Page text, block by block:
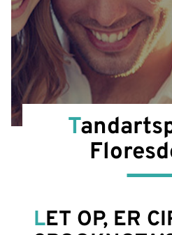
Tandartspraktijk
LET OP, ER CIRCULEREN